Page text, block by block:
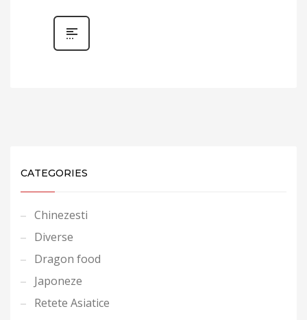
CATEGORIES
Chinezesti
Diverse
Dragon food
Japoneze
Retete Asiatice